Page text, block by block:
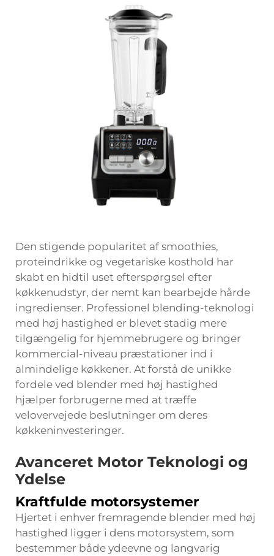
Den stigende popularitet af smoothies,
proteindrikke og vegetariske kosthold har
skabt en hidtil uset efterspørgsel efter
køkkenudstyr, der nemt kan bearbejde hårde
ingredienser. Professionel blending-teknologi
med høj hastighed er blevet stadig mere
tilgængelig for hjemmebrugere og bringer
kommercial-niveau præstationer ind i
almindelige køkkener. At forstå de unikke
fordele ved blender med høj hastighed
hjælper forbrugerne med at træffe
velovervejede beslutninger om deres
køkkeninvesteringer.
Avanceret Motor Teknologi og
Ydelse
Kraftfulde motorsystemer
Hjertet i enhver fremragende blender med høj
hastighed ligger i dens motorsystem, som
bestemmer både ydeevne og langvarig